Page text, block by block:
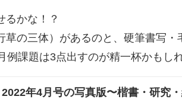
かな！？
草の三体）があるのと、硬筆書写
課題は3点出すのが精一杯かもしれ
2022年4月号の写真版〜楷書・研究